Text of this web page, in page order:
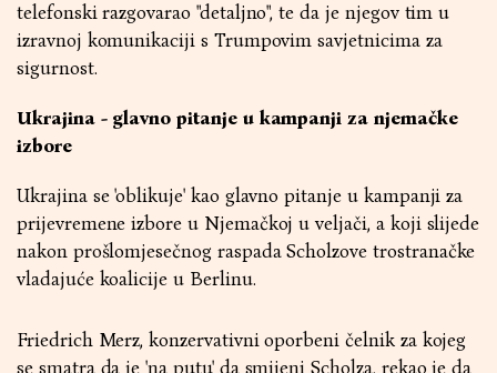
telefonski razgovarao "detaljno", te da je njegov tim u
izravnoj komunikaciji s Trumpovim savjetnicima za
sigurnost.
Ukrajina - glavno pitanje u kampanji za njemačke
izbore
Ukrajina se 'oblikuje' kao glavno pitanje u kampanji za
prijevremene izbore u Njemačkoj u veljači, a koji slijede
nakon prošlomjesečnog raspada Scholzove trostranačke
vladajuće koalicije u Berlinu.
Friedrich Merz, konzervativni oporbeni čelnik za kojeg
se smatra da je 'na putu' da smijeni Scholza, rekao je da